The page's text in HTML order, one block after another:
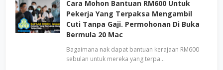
Cara Mohon Bantuan RM600 Untuk
Pekerja Yang Terpaksa Mengambil
Cuti Tanpa Gaji. Permohonan Di Buka
Bermula 20 Mac
Bagaimana nak dapat bantuan kerajaan RM600
sebulan untuk mereka yang terpa…